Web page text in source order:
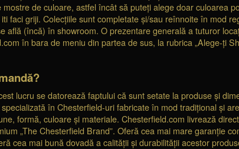
de culoare, astfel încât să puteți alege doar culoarea
faci griji. Colecțiile sunt completate și/sau reînnoite în mod
află (încă) în showroom. O prezentare generală a tuturor
în bara de meniu din partea de sus, la rubrica „Alege-ți
lucru se datorează faptului că sunt setate la produse și
în Chesterfield-uri fabricate în mod tradițional și
formă, culoare și materiale. Chesterfield.com livrează
„The Chesterfield Brand”. Oferă cea mai mare garanție
cea mai bună dovadă a calității și durabilității acestor